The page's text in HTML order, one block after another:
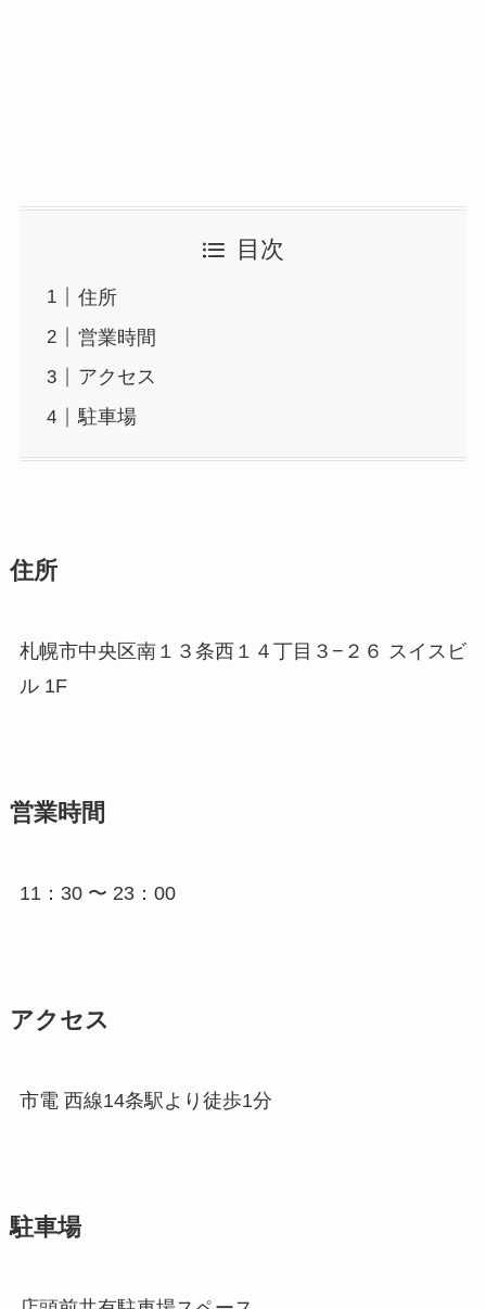
目次
住所
営業時間
アクセス
駐車場
住所
札幌市中央区南１３条西１４丁目３−２６ スイスビ
ル 1F
営業時間
11：30 〜 23：00
アクセス
市電 西線14条駅より徒歩1分
駐車場